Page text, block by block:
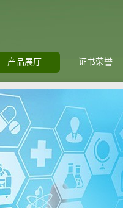
产品展厅 证书荣誉